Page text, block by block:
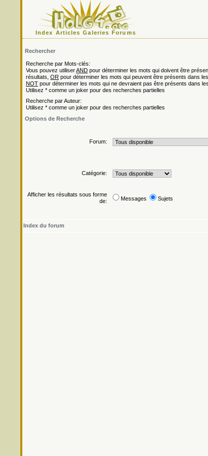
Index Articles Galeries Forums
Rechercher
Recherche par Mots-clés:
Vous pouvez utiliserAND pour déterminer les mots qui doivent être
résultats, OR pour déterminer les mots qui peuvent être présents dans
NOT pour déterminer les mots qui ne devraient pas être présents dans
Utilisez * comme un joker pour des recherches partielles
Recherche par Auteur:
Utilisez * comme un joker pour des recherches partielles
Options de Recherche
Forum:
Catégorie:
Afficher les résultats sous forme
de:
Messages Sujets
Index du forum